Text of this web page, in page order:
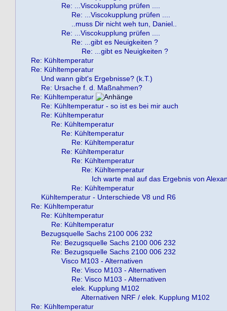
Re: ...Viscokupplung prüfen ....
Re: ...Viscokupplung prüfen ....
..muss Dir nicht weh tun, Daniel..
Re: ...Viscokupplung prüfen ....
Re: ...gibt es Neuigkeiten ?
Re: ...gibt es Neuigkeiten ?
Re: Kühltemperatur
Re: Kühltemperatur
Und wann gibt's Ergebnisse? (k.T.)
Re: Ursache f. d. Maßnahmen?
Re: Kühltemperatur
Re: Kühltemperatur - so ist es bei mir auch
Re: Kühltemperatur
Re: Kühltemperatur
Re: Kühltemperatur
Re: Kühltemperatur
Re: Kühltemperatur
Re: Kühltemperatur
Re: Kühltemperatur
Ich warte mal auf das Ergebnis von
Re: Kühltemperatur
Kühltemperatur - Unterschiede V8 und R6
Re: Kühltemperatur
Re: Kühltemperatur
Re: Kühltemperatur
Bezugsquelle Sachs 2100 006 232
Re: Bezugsquelle Sachs 2100 006 232
Re: Bezugsquelle Sachs 2100 006 232
Visco M103 - Alternativen
Re: Visco M103 - Alternativen
Re: Visco M103 - Alternativen
elek. Kupplung M102
Alternativen NRF / elek. Kupplung M102
Re: Kühltemperatur